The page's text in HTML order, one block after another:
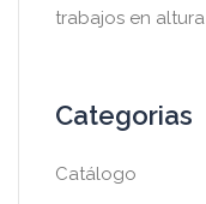
trabajos en altura
Categorias
Catálogo